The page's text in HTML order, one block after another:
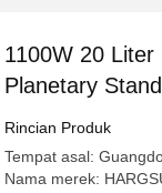
1100W 20
Planetary
Rincian Produk
Tempat asal:
Nama merek: